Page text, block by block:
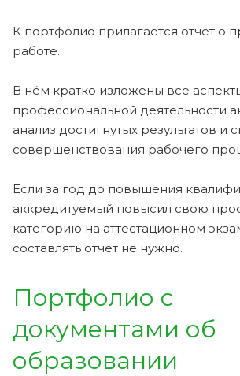
К портфолио прилагается отчет о
работе.
В нём кратко изложены все
профессиональной деятельности
анализ достигнутых результатов и
совершенствования рабочего
Если за год до повышения
аккредитуемый повысил свою
категорию на аттестационном
составлять отчет не нужно.
Портфолио с
документами об
образовании